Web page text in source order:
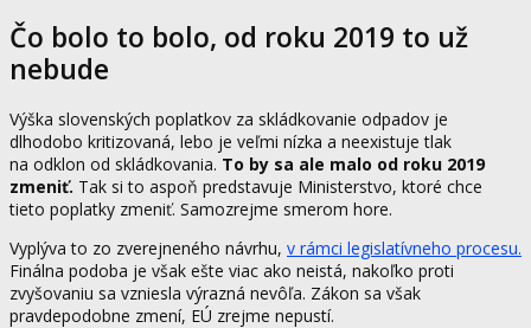
Čo bolo to bolo, od roku 2019 to už
nebude
Výška slovenských poplatkov za skládkovanie odpadov je
dlhodobo kritizovaná, lebo je veľmi nízka a neexistuje tlak
na odklon od skládkovania. To by sa ale malo od roku 2019
zmeniť. Tak si to aspoň predstavuje Ministerstvo, ktoré chce
tieto poplatky zmeniť. Samozrejme smerom hore.
Vyplýva to zo zverejneného návrhu, v rámci legislatívneho procesu.
Finálna podoba je však ešte viac ako neistá, nakoľko proti
zvyšovaniu sa vzniesla výrazná nevôľa. Zákon sa však
pravdepodobne zmení, EÚ zrejme nepustí.